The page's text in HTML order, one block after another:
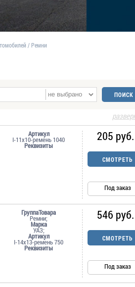
/ Ремни
Артикул
I-11х10-ремень 1040
Реквизиты
205 руб.
СМОТРЕТЬ
Под заказ
ГруппаТовара
Ремни;
Марка
УАЗ;
Артикул
I-14х13-ремень 750
Реквизиты
546 руб.
СМОТРЕТЬ
Под заказ